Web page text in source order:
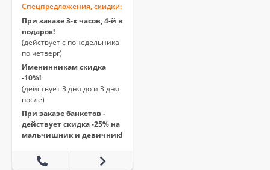
Спецпредложения, скидки:
При заказе 3-х часов, 4-й в
подарок!
(действует с понедельника
по четверг)
Именинникам скидка
-10%!
(действует 3 дня до и 3 дня
после)
При заказе банкетов -
действует скидка -25% на
мальчишник и девичник!